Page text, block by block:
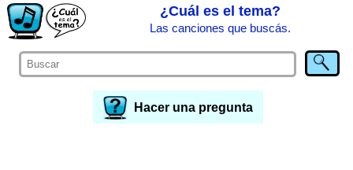
¿Cuál es el tema?
Las canciones que buscás.
Hacer una pregunta